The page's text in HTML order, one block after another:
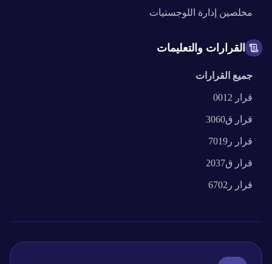
مخلصين إدارة اللوجستيات
القرارات والتعليمات
جميع القرارات
قرار 0012
قرار ق3060
قرار ر7019
قرار ق2037
قرار ر6702